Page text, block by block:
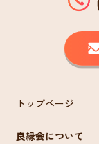
トップページ
良縁会について